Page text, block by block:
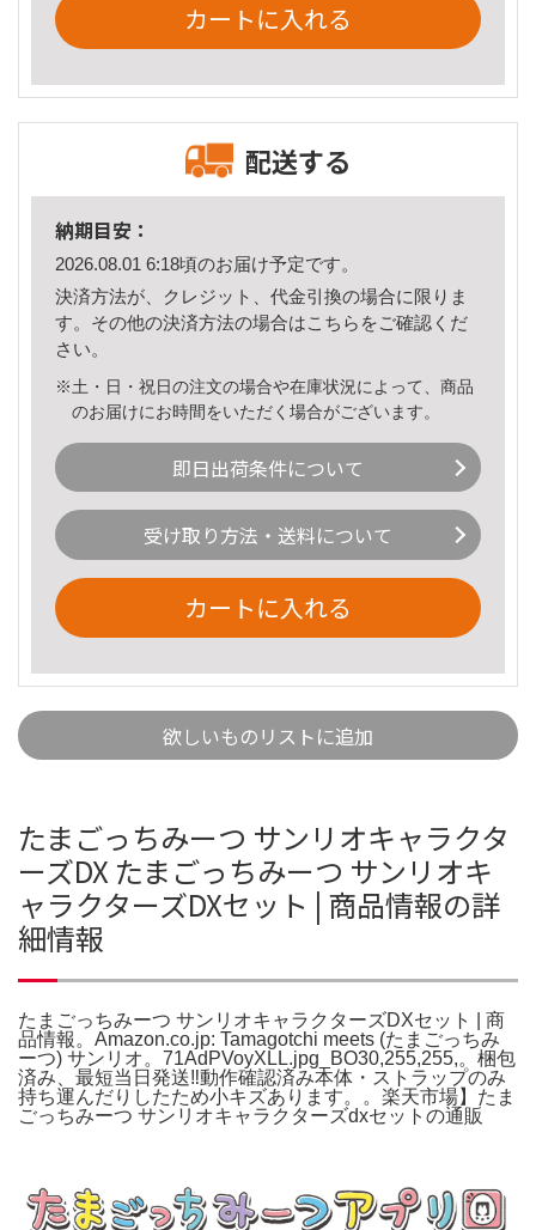
カートに入れる
配送する
納期目安：
2026.08.01 6:18頃のお届け予定です。
決済方法が、クレジット、代金引換の場合に限りま
す。その他の決済方法の場合はこちら をご確認くだ
さい。
※土・日・祝日の注文の場合や在庫状況によって、商品
のお届けにお時間をいただく場合がございます。
即日出荷条件について
受け取り方法・送料について
カートに入れる
欲しいものリストに追加
たまごっちみーつ サンリオキャラクタ
ーズDX たまごっちみーつ サンリオキ
ャラクターズDXセット | 商品情報の詳
細情報
たまごっちみーつ サンリオキャラクターズDXセット | 商
品情報。Amazon.co.jp: Tamagotchi meets (たまごっちみ
ーつ) サンリオ。71AdPVoyXLL.jpg_BO30,255,255,。梱包
済み、最短当日発送‼️動作確認済み本体・ストラップのみ
持ち運んだりしたため小キズあります。。楽天市場】たま
ごっちみーつ サンリオキャラクターズdxセットの通販